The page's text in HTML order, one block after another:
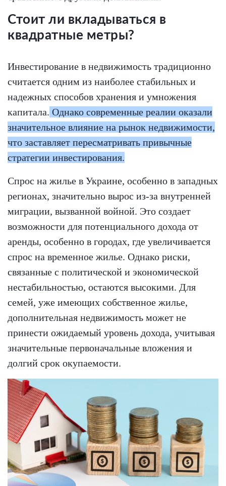
Стоит ли вкладываться в
квадратные метры?
Инвестирование в недвижимость традиционно
считается одним из наиболее стабильных и
надежных способов хранения и умножения
капитала. Однако современные реалии оказали
значительное влияние на рынок недвижимости,
что заставляет пересматривать привычные
стратегии инвестирования.
Спрос на жилье в Украине, особенно в западных
регионах, значительно вырос из-за внутренней
миграции, вызванной войной. Это создает
возможности для потенциального дохода от
аренды, особенно в городах, где увеличивается
спрос на временное жилье. Однако риски,
связанные с политической и экономической
нестабильностью, остаются высокими. Для
семей, уже имеющих собственное жилье,
дополнительная недвижимость может не
принести ожидаемый уровень дохода, учитывая
значительные первоначальные вложения и
долгий срок окупаемости.